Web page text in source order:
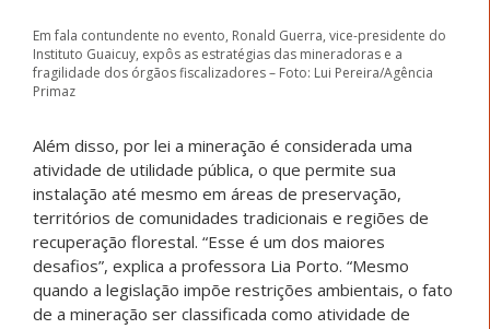
Em fala contundente no evento, Ronald Guerra, vice-presidente do
Instituto Guaicuy, expôs as estratégias das mineradoras e a
fragilidade dos órgãos fiscalizadores – Foto: Lui Pereira/Agência
Primaz
Além disso, por lei a mineração é considerada uma
atividade de utilidade pública, o que permite sua
instalação até mesmo em áreas de preservação,
territórios de comunidades tradicionais e regiões de
recuperação florestal. “Esse é um dos maiores
desafios”, explica a professora Lia Porto. “Mesmo
quando a legislação impõe restrições ambientais, o fato
de a mineração ser classificada como atividade de